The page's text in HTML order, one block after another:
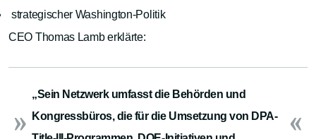
strategischer Washington-Politik
CEO Thomas Lamb erklärte:
„Sein Netzwerk umfasst die Behörden und
Kongressbüros, die für die Umsetzung von DPA-